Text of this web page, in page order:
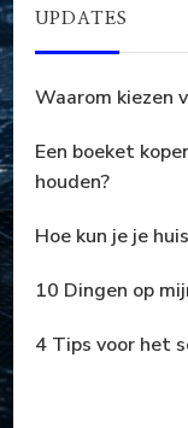
UPDATES
Waarom kiezen
Een boeket
houden?
Hoe kun je je
10 Dingen op
4 Tips voor het